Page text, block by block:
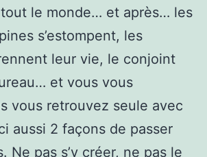
le monde… et après… les
s’estompent, les
leur vie, le conjoint
et vous vous
vous retrouvez seule avec
aussi 2 façons de passer
Ne pas s’y créer, ne pas le